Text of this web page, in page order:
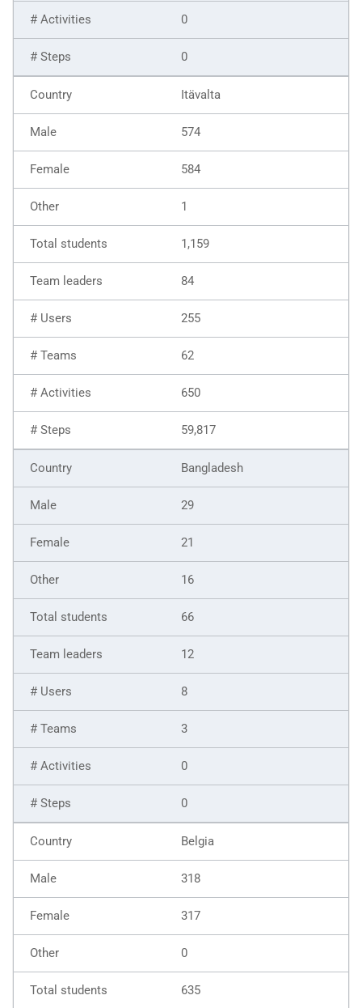
0
0
Itävalta
574
584
1
1,159
84
255
62
650
59,817
Bangladesh
29
21
16
66
12
8
3
0
0
Belgia
318
317
0
635